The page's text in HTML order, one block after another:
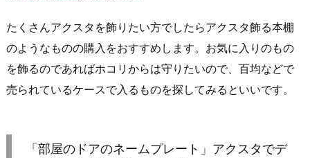
たくさんアクスタを飾りたい方でしたらアクスタ飾る本棚
のようなものの購入をおすすめします。お気に入りのもの
を飾るのであればホコリからは守りたいので、百均などで
売られているケースで入るものを探してみるといいです。
「部屋のドアのネームプレート」アクスタでデ